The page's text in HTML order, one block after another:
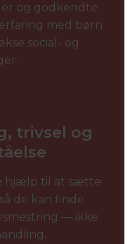
og godkendte
med børn
social- og
trivsel og
hjælp til at sætte
de kan finde
— ikke